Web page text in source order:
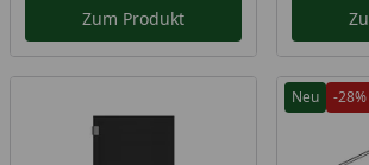
Zum Produkt
Neu -28%